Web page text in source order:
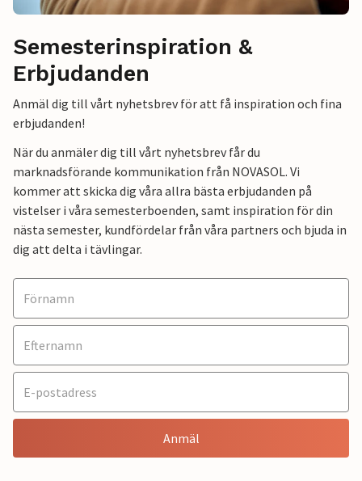
Semesterinspiration &
Erbjudanden
Anmäl dig till vårt nyhetsbrev för att få inspiration och fina
erbjudanden!
När du anmäler dig till vårt nyhetsbrev får du
marknadsförande kommunikation från NOVASOL. Vi
kommer att skicka dig våra allra bästa erbjudanden på
vistelser i våra semesterboenden, samt inspiration för din
nästa semester, kundfördelar från våra partners och bjuda in
dig att delta i tävlingar.
Anmäl